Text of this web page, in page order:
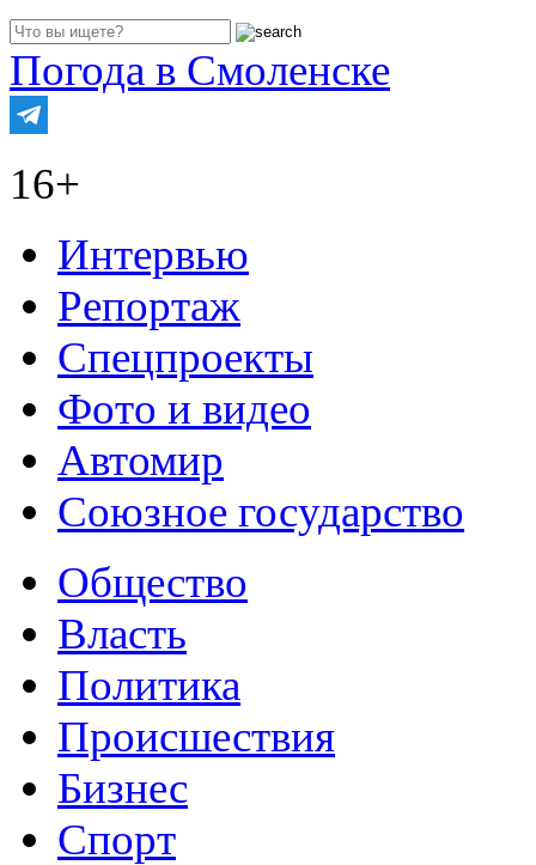
Погода в Смоленске
16+
Интервью
Репортаж
Спецпроекты
Фото и видео
Автомир
Союзное государство
Общество
Власть
Политика
Происшествия
Бизнес
Спорт